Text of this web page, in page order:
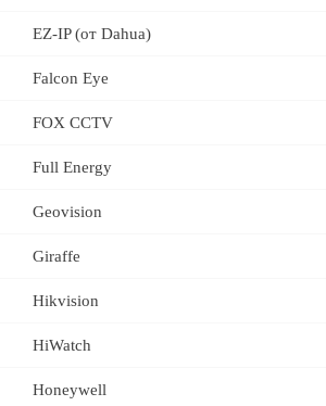
EZ-IP (от Dahua)
Falcon Eye
FOX CCTV
Full Energy
Geovision
Giraffe
Hikvision
HiWatch
Honeywell